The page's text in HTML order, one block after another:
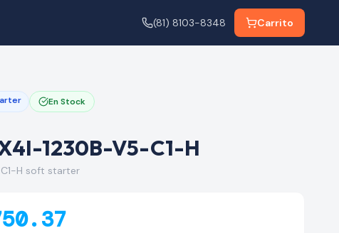
(81) 8103-8348 Carrito
En Stock
1230B-V5-C1-H
H soft starter